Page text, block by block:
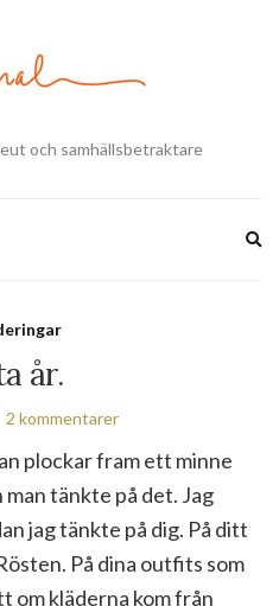
och samhällsbetraktare
år.
2 kommentarer
plockar fram ett minne
tänkte på det. Jag
jag tänkte på dig. På ditt
På dina outfits som
om kläderna kom från